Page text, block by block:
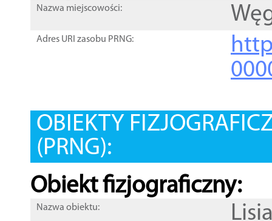
Nazwa miejscowości:
Adres URI zasobu PRNG:
OBIEKTY
(PRNG):
Obiekt fizjograficzny:
Nazwa obiektu: